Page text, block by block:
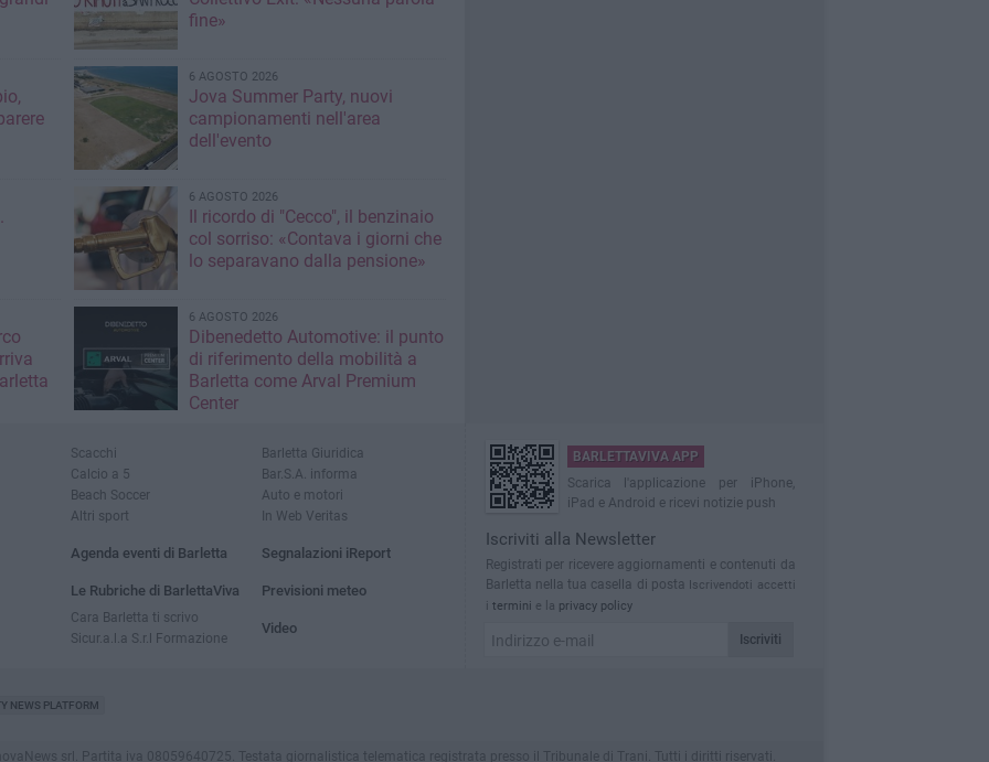
fine»
6 AGOSTO 2026
Jova Summer Party, nuovi
campionamenti nell'area
dell'evento
6 AGOSTO 2026
Il ricordo di "Cecco", il benzinaio
col sorriso: «Contava i giorni che
lo separavano dalla pensione»
6 AGOSTO 2026
Dibenedetto Automotive: il punto
di riferimento della mobilità a
Barletta come Arval Premium
Center
Scacchi
Calcio a 5
Beach Soccer
Altri sport
Agenda eventi di Barletta
Le Rubriche di BarlettaViva
Cara Barletta ti scrivo
Sicur.a.l.a S.r.l Formazione
Barletta Giuridica
Bar.S.A. informa
Auto e motori
In Web Veritas
Segnalazioni iReport
Previsioni meteo
Video
BARLETTAVIVA APP
Scarica l'applicazione per iPhone,
iPad e Android e ricevi notizie push
Iscriviti alla Newsletter
Registrati per ricevere aggiornamenti e contenuti da
Barletta nella tua casella di posta Iscrivendoti accetti
i termini e la privacy policy
Iscriviti
NEWS PLATFORM
srl. Partita iva 08059640725. Testata giornalistica telematica registrata presso il Tribunale di Trani. Tutti i diritti riservati.